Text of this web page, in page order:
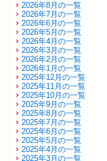
2026年8月の一覧
2026年7月の一覧
2026年6月の一覧
2026年5月の一覧
2026年4月の一覧
2026年3月の一覧
2026年2月の一覧
2026年1月の一覧
2025年12月の一覧
2025年11月の一覧
2025年10月の一覧
2025年9月の一覧
2025年8月の一覧
2025年7月の一覧
2025年6月の一覧
2025年5月の一覧
2025年4月の一覧
2025年3月の一覧